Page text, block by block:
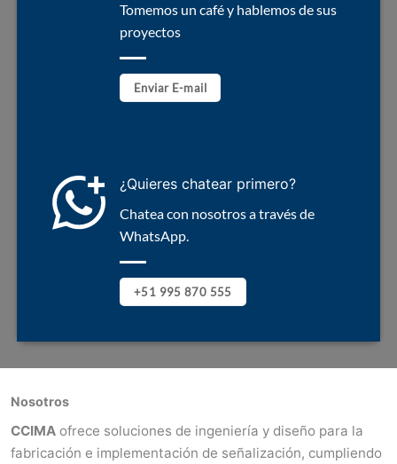
Tomemos un café y hablemos de sus
proyectos
Enviar E-mail
¿Quieres chatear primero?
Chatea con nosotros a través de
WhatsApp.
+51 995 870 555
Nosotros
CCIMA ofrece soluciones de ingeniería y diseño para la
fabricación e implementación de señalización, cumpliendo